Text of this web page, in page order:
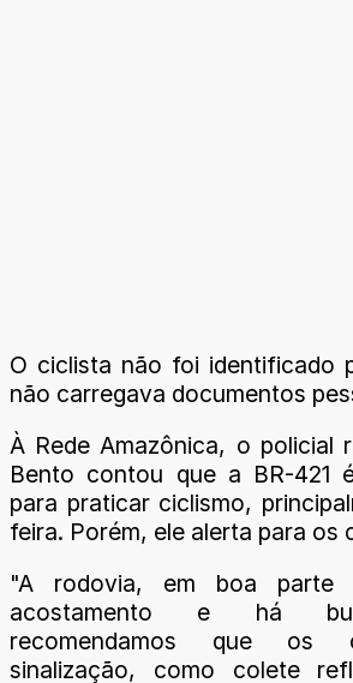
O ciclista não foi identificado
não carregava documentos
À Rede Amazônica, o policial
Bento contou que a BR-421
para praticar ciclismo,
feira. Porém, ele alerta para os
"A rodovia, em boa parte
acostamento e há
recomendamos que os
sinalização, como colete